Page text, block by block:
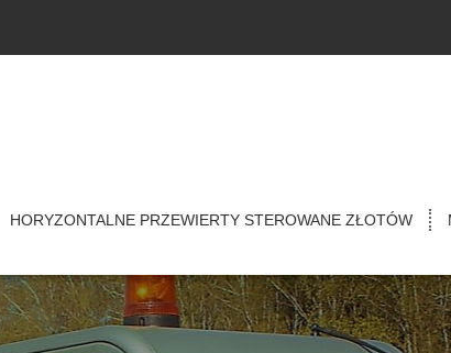
HORYZONTALNE PRZEWIERTY STEROWANE ZŁOTÓW